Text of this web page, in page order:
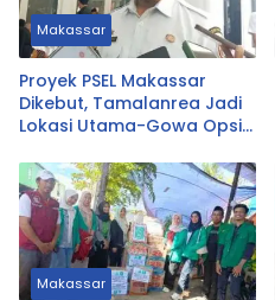
Makassar
Proyek PSEL Makassar
Dikebut, Tamalanrea Jadi
Lokasi Utama-Gowa Opsi
Makassar